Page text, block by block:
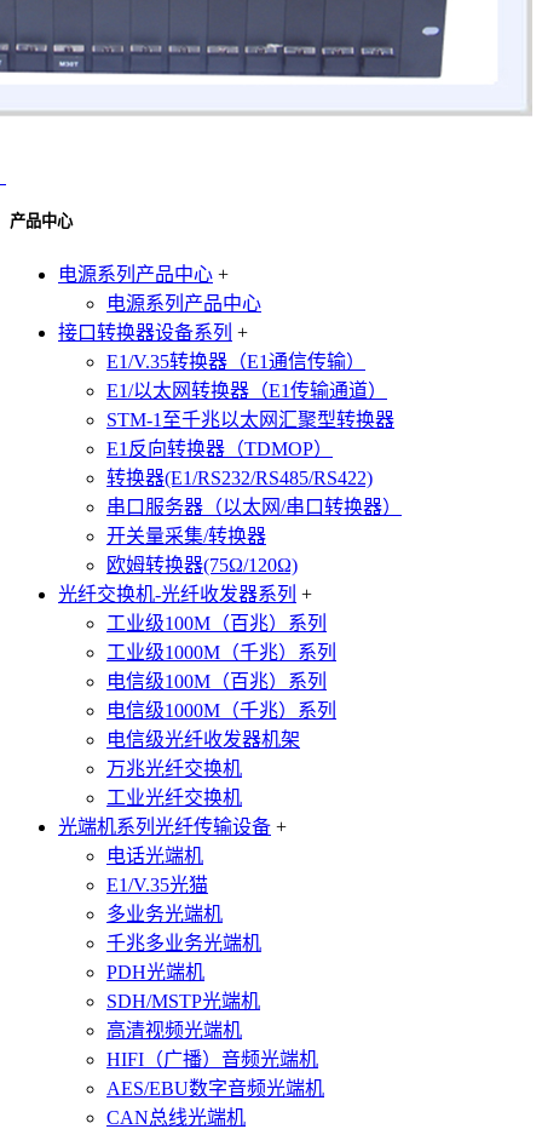
产品中心
电源系列产品中心 +
电源系列产品中心
接口转换器设备系列 +
E1/V.35转换器（E1通信传输）
E1/以太网转换器（E1传输通道）
STM-1至千兆以太网汇聚型转换器
E1反向转换器（TDMOP）
转换器(E1/RS232/RS485/RS422)
串口服务器（以太网/串口转换器）
开关量采集/转换器
欧姆转换器(75Ω/120Ω)
光纤交换机-光纤收发器系列 +
工业级100M（百兆）系列
工业级1000M（千兆）系列
电信级100M（百兆）系列
电信级1000M（千兆）系列
电信级光纤收发器机架
万兆光纤交换机
工业光纤交换机
光端机系列光纤传输设备 +
电话光端机
E1/V.35光猫
多业务光端机
千兆多业务光端机
PDH光端机
SDH/MSTP光端机
高清视频光端机
HIFI（广播）音频光端机
AES/EBU数字音频光端机
CAN总线光端机